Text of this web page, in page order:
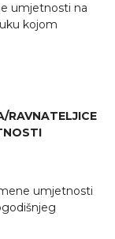
umjetnosti na
kojom
RAVNATELJICE
umjetnosti